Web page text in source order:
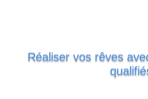
Réaliser vos rêves